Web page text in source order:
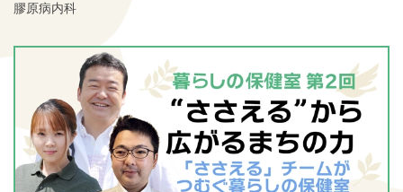
膠原病内科